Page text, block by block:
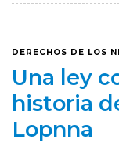
DERECHOS DE LOS
Una ley
historia
Lopnna